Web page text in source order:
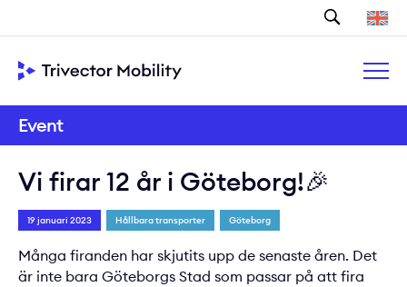
Event
Vi firar 12 år i Göteborg!🎉
19 januari 2023 Hållbara transporter Göteborg
Många firanden har skjutits upp de senaste åren. Det
är inte bara Göteborgs Stad som passar på att fira